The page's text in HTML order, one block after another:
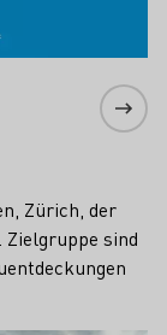
Zürich, der
sind